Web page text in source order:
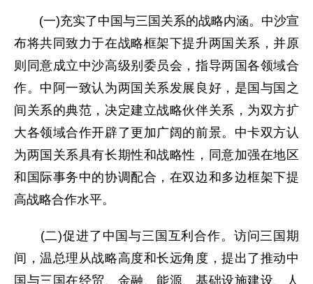
(一)充实了中国与三国关系的战略内涵。中沙宣
布将共同致力于在战略框架下提升两国关系，并原
则同意成立中沙高级别委员会，指导两国各领域合
作。中阿一致认为两国关系发展良好，是国与国之
间关系的典范，决定建立战略伙伴关系，为双方扩
大各领域合作开辟了更加广阔的前景。中卡双方认
为两国关系具有长期性和战略性，同意加强在地区
和国际事务中的协调配合，在双边和多边框架下提
高战略合作水平。
(二)促进了中国与三国互利合作。访问三国期
间，温总理从战略高度和长远角度，提出了推动中
国与三国在经贸、金融、能源、基础设施建设、人